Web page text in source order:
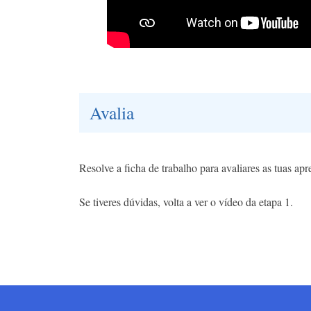
Avalia
Resolve a ficha de trabalho para avaliares as tuas
Se tiveres dúvidas, volta a ver o vídeo da etapa 1.